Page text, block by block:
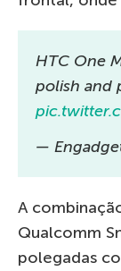
HTC One
polish and
—
A
Qualcomm
polegadas